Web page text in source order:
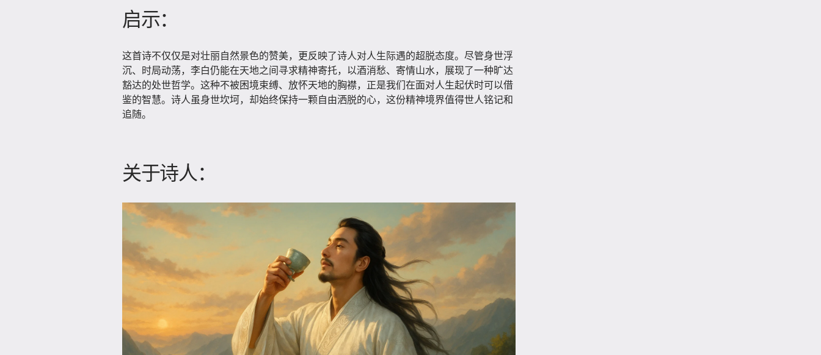
启示：
这首诗不仅仅是对壮丽自然景色的赞美，更反映了诗人对人生际遇的超脱态度。尽管身世浮
沉、时局动荡，李白仍能在天地之间寻求精神寄托，以酒消愁、寄情山水，展现了一种旷达
豁达的处世哲学。这种不被困境束缚、放怀天地的胸襟，正是我们在面对人生起伏时可以借
鉴的智慧。诗人虽身世坎坷，却始终保持一颗自由洒脱的心，这份精神境界值得世人铭记和
追随。
关于诗人：